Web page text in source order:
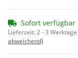
Sofort verfügbar
Lieferzeit:2 - 3 Werktage
abweichend)